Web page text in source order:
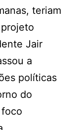
teriam
Jair
a
políticas
do